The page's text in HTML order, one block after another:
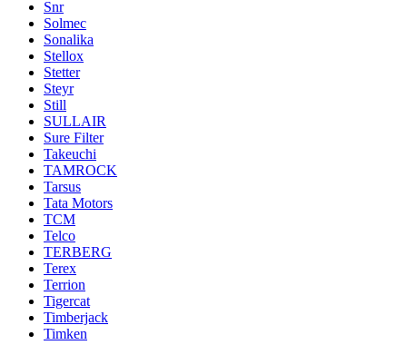
Snr
Solmec
Sonalika
Stellox
Stetter
Steyr
Still
SULLAIR
Sure Filter
Takeuchi
TAMROCK
Tarsus
Tata Motors
TCM
Telco
TERBERG
Terex
Terrion
Tigercat
Timberjack
Timken